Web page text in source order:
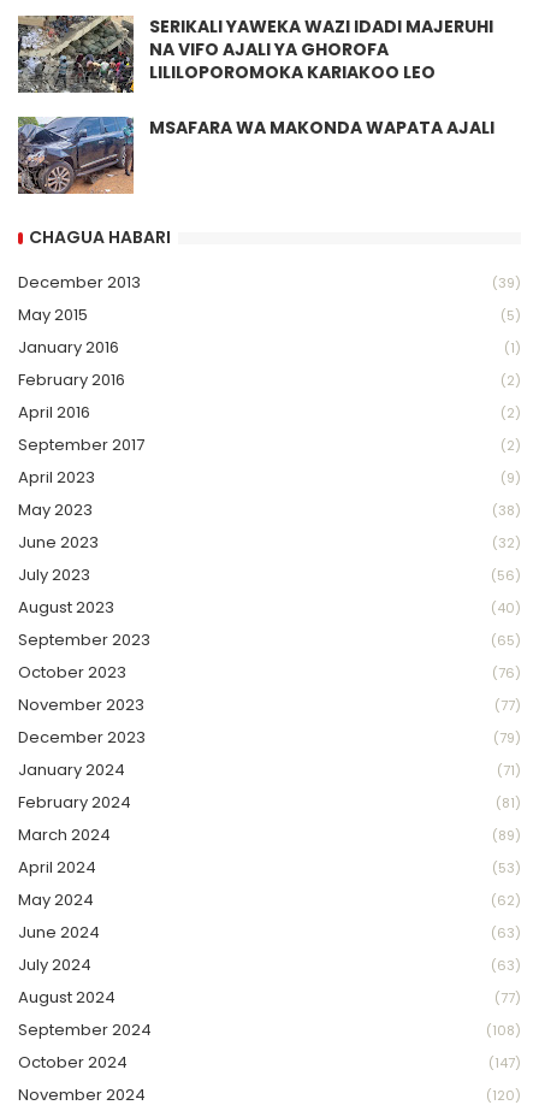
SERIKALI YAWEKA WAZI IDADI MAJERUHI
NA VIFO AJALI YA GHOROFA
LILILOPOROMOKA KARIAKOO LEO
MSAFARA WA MAKONDA WAPATA AJALI
CHAGUA HABARI
December 2013 (39)
May 2015 (5)
January 2016 (1)
February 2016 (2)
April 2016 (2)
September 2017 (2)
April 2023 (9)
May 2023 (38)
June 2023 (32)
July 2023 (56)
August 2023 (40)
September 2023 (65)
October 2023 (76)
November 2023 (77)
December 2023 (79)
January 2024 (71)
February 2024 (81)
March 2024 (89)
April 2024 (53)
May 2024 (62)
June 2024 (63)
July 2024 (63)
August 2024 (77)
September 2024 (108)
October 2024 (147)
November 2024 (120)